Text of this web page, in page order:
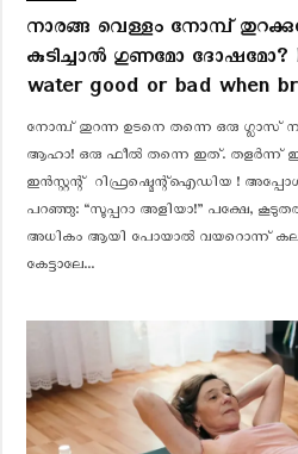
നാരങ്ങ വെള്ളം നോമ്പ്
കുടിച്ചാൽ ഗുണമോ ദോഷമോ?
water good or bad when
നോമ്പ് തുറന്ന ഉടനെ തന്നെ ഒരു ഗ്ലാസ്
ആഹാ! ഒരു ഫീൽ തന്നെ ഇത്. തളർന്ന്
ഇൻസ്റ്റന്റ് റിഫ്രഷ്മെന്റ്ഐഡിയ !
പറഞ്ഞു: “സൂപ്പറാ അളിയാ!” പക്ഷേ,
അധികം ആയി പോയാൽ വയറൊന്ന്
കേട്ടാലേ...